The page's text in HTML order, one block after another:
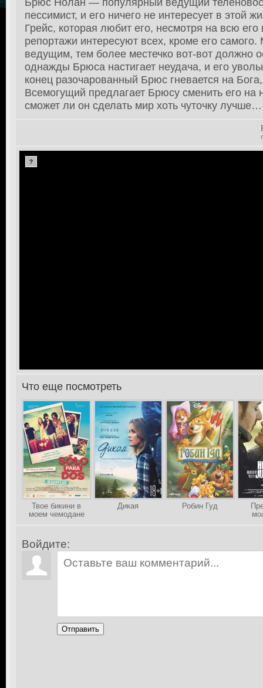
Брюс Нолан — популярный ведущий
пессимист, и его ничего не интересует в этой
Грейс, которая любит его, несмотря на всю его
репортажи интересуют всех, кроме его
ведущим, тем более местечко вот-вот должно
однажды Брюса настигает неудача, и его
конец разочарованный Брюс гневается на
Всемогущий предлагает Брюсу сменить его на
сможет ли он сделать мир хоть чуточку лучше…
?
>Что еще посмотреть
Твое бикини в
моем чемодане
Дикая Робин Гуд
Войдите:
Отправить